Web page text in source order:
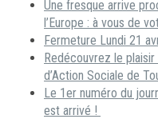
Une fresque arrive
l’Europe : à vous de
Fermeture Lundi 21
Redécouvrez le
d’Action Sociale de
Le 1er numéro du
est arrivé !